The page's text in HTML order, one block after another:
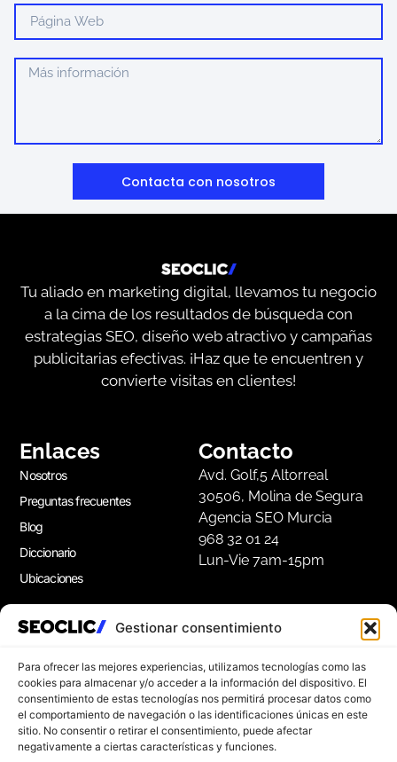
Gestionar consentimiento
Para ofrecer las mejores experiencias, utilizamos tecnologías como las
cookies para almacenar y/o acceder a la información del dispositivo. El
consentimiento de estas tecnologías nos permitirá procesar datos como
el comportamiento de navegación o las identificaciones únicas en este
sitio. No consentir o retirar el consentimiento, puede afectar
negativamente a ciertas características y funciones.
Contacta con nosotros
Tu aliado en marketing digital, llevamos tu negocio
a la cima de los resultados de búsqueda con
estrategias SEO, diseño web atractivo y campañas
publicitarias efectivas. ¡Haz que te encuentren y
convierte visitas en clientes!
Enlaces
Nosotros
Preguntas frecuentes
Blog
Diccionario
Ubicaciones
Contacto
Avd. Golf,5 Altorreal
30506, Molina de Segura
Agencia SEO Murcia
968 32 01 24
Lun-Vie 7am-15pm
Apúntate a nuestra Newsletter
Suscríbete a nuestro boletín para disfrutar de
consejos de marketing gratuitos, e ideas de
inspiración.